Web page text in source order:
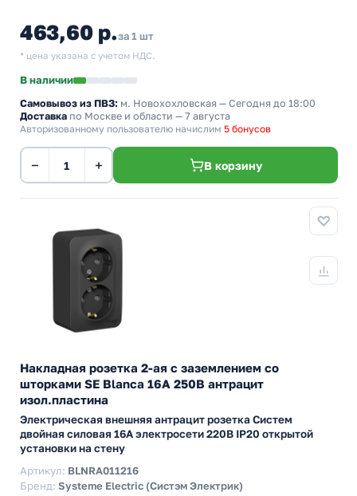
463,60 р.за 1 шт
* цена указана с учетом НДС.
В наличии
Самовывоз из ПВЗ: м. Новохохловская — Сегодня до 18:00
Доставка по Москве и области — 7 августа
Авторизованному пользователю начислим 5 бонусов
− + В корзину
Накладная розетка 2-ая с заземлением со
шторками SE Blanca 16А 250В антрацит
изол.пластина
Электрическая внешняя антрацит розетка Систем
двойная силовая 16А электросети 220В IP20 открытой
установки на стену
Артикул: BLNRA011216
Бренд: Systeme Electric (Систэм Электрик)